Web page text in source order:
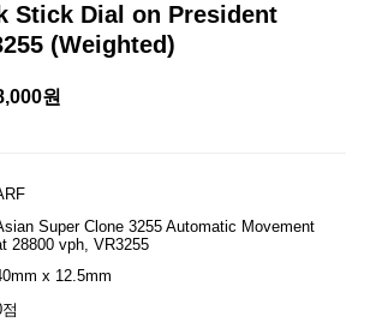
Stick Dial on President
(Weighted)
원
Super Clone 3255 Automatic Movement
28800 vph, VR3255
x 12.5mm